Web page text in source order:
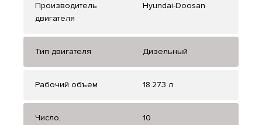
Производитель
двигателя
Hyundai-Doosan
Тип двигателя Дизельный
Рабочий объем 18.273 л
Число,
10